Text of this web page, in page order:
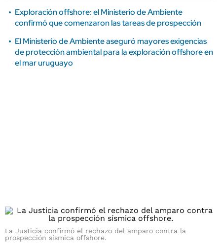
Exploración offshore: el Ministerio de Ambiente
confirmó que comenzaron las tareas de prospección
El Ministerio de Ambiente aseguró mayores exigencias
de protección ambiental para la exploración offshore en
el mar uruguayo
La Justicia confirmó el rechazo del amparo contra la
prospección sísmica offshore.